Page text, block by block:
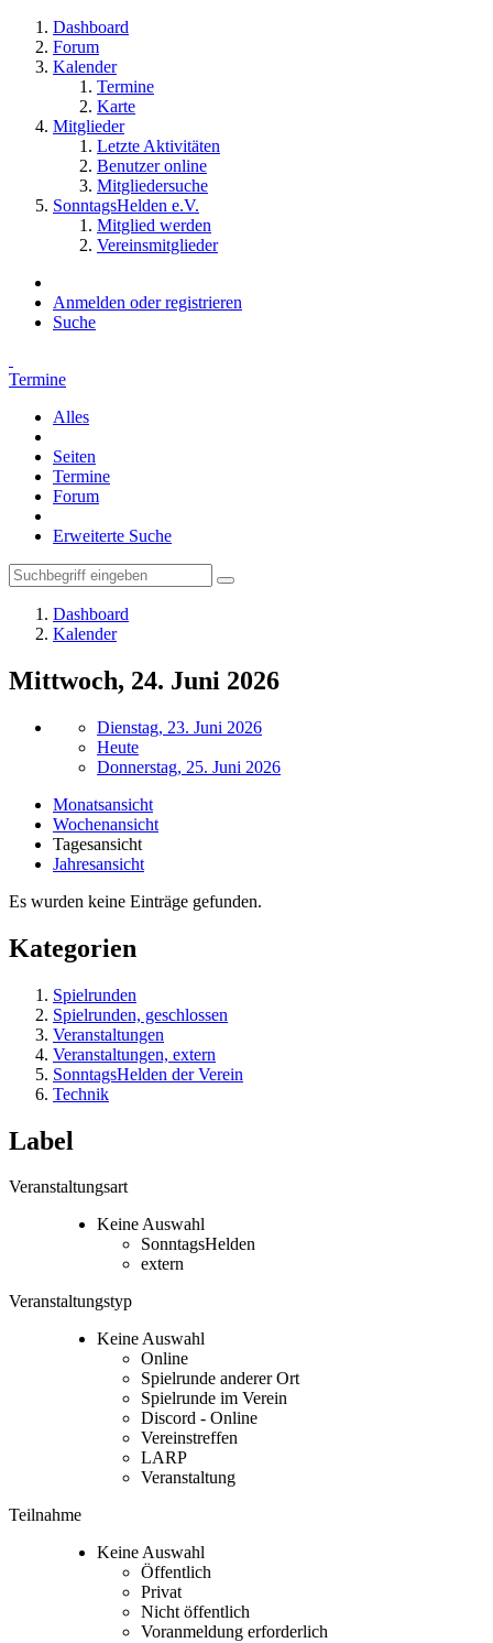
Dashboard
Forum
Kalender
Termine
Karte
Mitglieder
Letzte Aktivitäten
Benutzer online
Mitgliedersuche
SonntagsHelden e.V.
Mitglied werden
Vereinsmitglieder
Anmelden oder registrieren
Suche
Termine
Alles
Seiten
Termine
Forum
Erweiterte Suche
Dashboard
Kalender
Mittwoch, 24. Juni 2026
Dienstag, 23. Juni 2026
Heute
Donnerstag, 25. Juni 2026
Monatsansicht
Wochenansicht
Tagesansicht
Jahresansicht
Es wurden keine Einträge gefunden.
Kategorien
Spielrunden
Spielrunden, geschlossen
Veranstaltungen
Veranstaltungen, extern
SonntagsHelden der Verein
Technik
Label
Veranstaltungsart
Keine Auswahl
SonntagsHelden
extern
Veranstaltungstyp
Keine Auswahl
Online
Spielrunde anderer Ort
Spielrunde im Verein
Discord - Online
Vereinstreffen
LARP
Veranstaltung
Teilnahme
Keine Auswahl
Öffentlich
Privat
Nicht öffentlich
Voranmeldung erforderlich